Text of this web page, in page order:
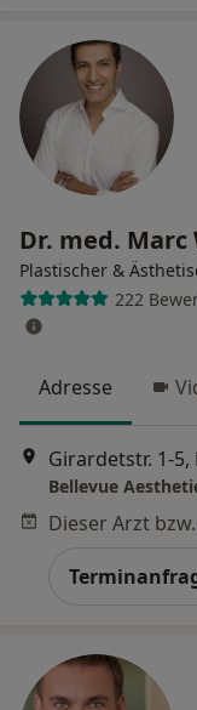
Dr. med.
Plastischer &
222
Adresse
Girardetstr. 1-5,